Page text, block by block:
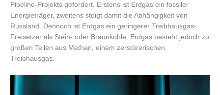
Pipeline-Projekts gefordert. Erstens ist Erdgas ein fossiler
Energieträger, zweitens steigt damit die Abhängigkeit von
Russland. Dennoch ist Erdgas ein geringerer Treibhausgas-
Freisetzer als Stein- oder Braunkohle. Erdgas besteht jedoch zu
großen Teilen aus Methan, einem zerstörerischen
Treibhausgas.